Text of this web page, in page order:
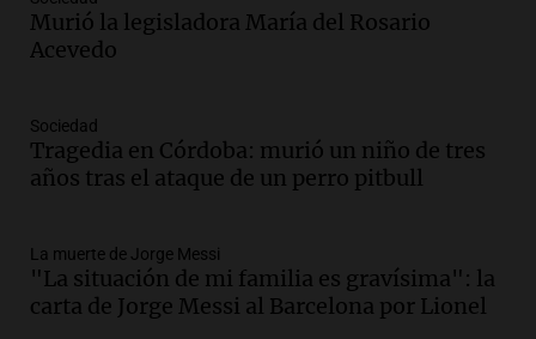
la historia del club de Irlanda
revolucionado por hinchas argentinos
Amamos los Domingos
Audio.
argentino regresa al país tras conflicto
con Brasil
Audio.Bomberos asisten a senderista
con fractura de tobillo en refugio Doña
Rosa
Murió la legisladora María del Rosario
Acevedo
Sociedad
Tragedia en Córdoba: murió un niño de tres
años tras el ataque de un perro pitbull
La muerte de Jorge Messi
"La situación de mi familia es gravísima": la
carta de Jorge Messi al Barcelona por Lionel